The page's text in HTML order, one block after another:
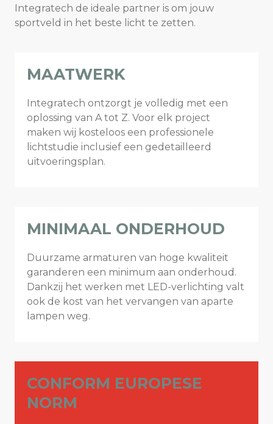
Integratech de ideale partner is om jouw
sportveld in het beste licht te zetten.
MAATWERK
Integratech ontzorgt je volledig met een
oplossing van A tot Z. Voor elk project
maken wij kosteloos een professionele
lichtstudie inclusief een gedetailleerd
uitvoeringsplan.
MINIMAAL ONDERHOUD
Duurzame armaturen van hoge kwaliteit
garanderen een minimum aan onderhoud.
Dankzij het werken met LED-verlichting valt
ook de kost van het vervangen van aparte
lampen weg.
CONFORM EUROPESE
NORM